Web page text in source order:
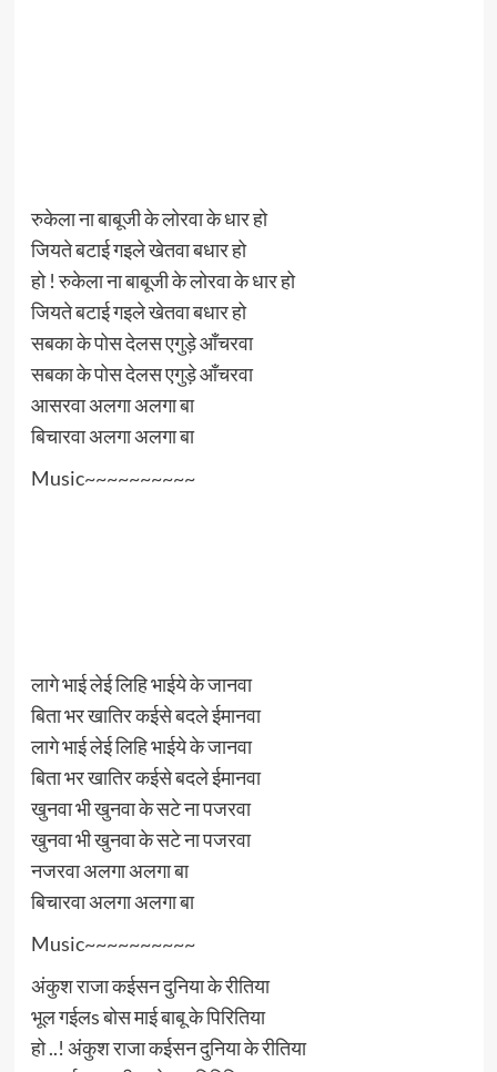
रुकेला ना बाबूजी के लोरवा के धार हो
जियते बटाई गइले खेतवा बधार हो
हो ! रुकेला ना बाबूजी के लोरवा के धार हो
जियते बटाई गइले खेतवा बधार हो
सबका के पोस देलस एगुड़े आँचरवा
सबका के पोस देलस एगुड़े आँचरवा
आसरवा अलगा अलगा बा
बिचारवा अलगा अलगा बा
Music~~~~~~~~~~
लागे भाई लेई लिहि भाईये के जानवा
बिता भर खातिर कईसे बदले ईमानवा
लागे भाई लेई लिहि भाईये के जानवा
बिता भर खातिर कईसे बदले ईमानवा
खुनवा भी खुनवा के सटे ना पजरवा
खुनवा भी खुनवा के सटे ना पजरवा
नजरवा अलगा अलगा बा
बिचारवा अलगा अलगा बा
Music~~~~~~~~~~
अंकुश राजा कईसन दुनिया के रीतिया
भूल गईलs बोस माई बाबू के पिरितिया
हो ..! अंकुश राजा कईसन दुनिया के रीतिया